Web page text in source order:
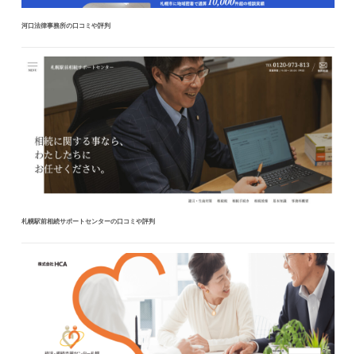
河口法律事務所の口コミや評判
札幌駅前相続サポートセンターの口コミや評判